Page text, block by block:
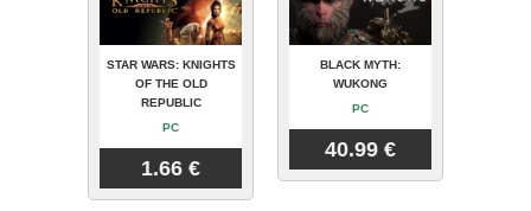
STAR WARS: KNIGHTS
OF THE OLD
REPUBLIC
PC
1.66 €
BLACK MYTH:
WUKONG
PC
40.99 €